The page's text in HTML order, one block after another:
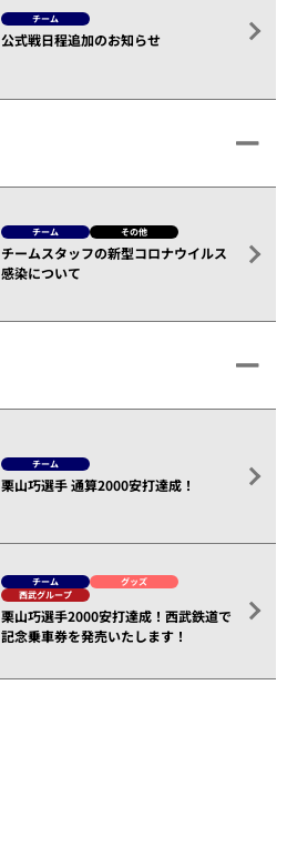
チーム
公式戦日程追加のお知らせ
チーム その他
チームスタッフの新型コロナウイルス
感染について
チーム
栗山巧選手 通算2000安打達成！
チーム
グッズ
西武グループ
栗山巧選手2000安打達成！西武鉄道で
記念乗車券を発売いたします！